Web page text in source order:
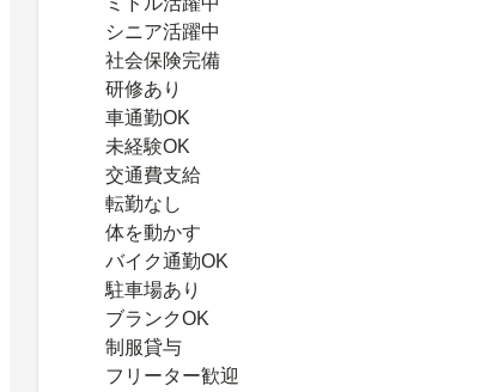
シニア活躍中
社会保険完備
研修あり
車通勤OK
未経験OK
交通費支給
転勤なし
体を動かす
バイク通勤OK
駐車場あり
ブランクOK
制服貸与
フリーター歓迎